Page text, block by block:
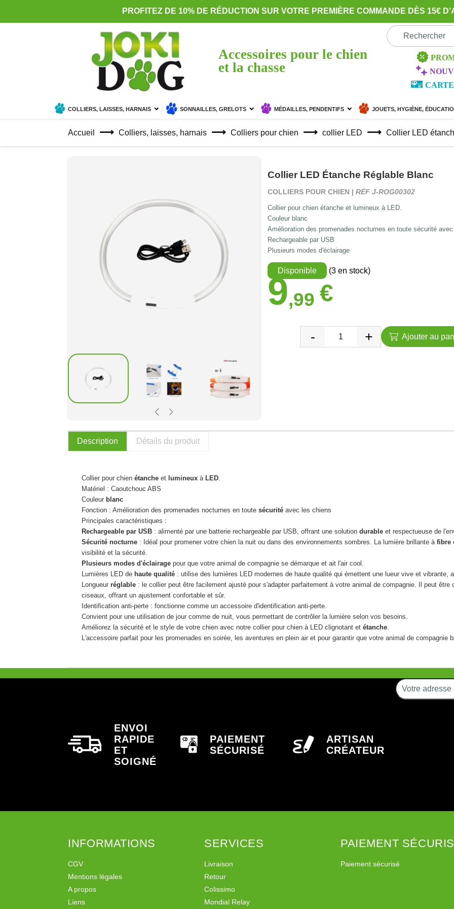
PROFITEZ DE 10% DE RÉDUCTION SUR VOTRE PREMIÈRE COMMANDE DÈS 15€
Accessoires pour le chien
et la chasse
COLLIERS, LAISSES, HARNAIS SONNAILLES, GRELOTS MÉDAILLES, PENDENTIFS JOUETS, HYGIÈNE,
Accueil Colliers, laisses, harnais Colliers pour chien collier LED Collier LED
Collier LED Étanche Réglable Blanc
COLLIERS POUR CHIEN | RÉF J-ROG00302
Collier pour chien étanche et lumineux à LED.
Couleur blanc
Amélioration des promenades nocturnes en toute sécurité
Rechargeable par USB
Plusieurs modes d'éclairage
Disponible (3 en stock)
9,99 €
Ajouter au
Description Détails du produit
Collier pour chienétancheet lumineuxà LED.
Matériel : Caoutchouc ABS
Couleur blanc
Fonction : Amélioration des promenades nocturnes en toute sécuritéavec les chiens
Principales caractéristiques :
Rechargeable par USB: alimenté par une batterie rechargeable par USB, offrant une solution durableet respectueuse de
Sécurité nocturne: Idéal pour promener votre chien la nuit ou dans des environnements sombres. La lumière brillante à fibre
visibilité et la sécurité.
Plusieurs modes d'éclairagepour que votre animal de compagnie se démarque et ait l'air cool.
Lumières LED dehaute qualité: utilise des lumières LED modernes de haute qualité qui émettent une lueur vive et vibrante,
Longueur réglable: le collier peut être facilement ajusté pour s'adapter parfaitement à votre animal de compagnie. Il peut être
ciseaux, offrant un ajustement confortable et sûr.
Identification anti-perte : fonctionne comme un accessoire d'identification anti-perte.
Convient pour une utilisation de jour comme de nuit, vous permettant de contrôler la lumière selon vos besoins.
Améliorez la sécurité et le style de votre chien avec notre collier pour chien à LED clignotant et étanche.
L'accessoire parfait pour les promenades en soirée, les aventures en plein air et pour garantir que votre animal de compagnie
ENVOI
RAPIDE
ET
SOIGNÉ
PAIEMENT
SÉCURISÉ
ARTISAN
CRÉATEUR
INFORMATIONS
CGV
Mentions légales
A propos
Liens
SERVICES
Livraison
Retour
Colissimo
Mondial Relay
PAIEMENT
Paiement sécurisé